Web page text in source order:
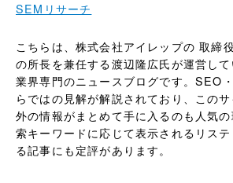
SEMリサーチ
こちらは、株式会社アイレップの 取締
の所長を兼任する渡辺隆広氏が運営し
業界専門のニュースブログです。SEO
らではの見解が解説されており、この
外の情報がまとめて手に入るのも人気
索キーワードに応じて表示されるリス
る記事にも定評があります。